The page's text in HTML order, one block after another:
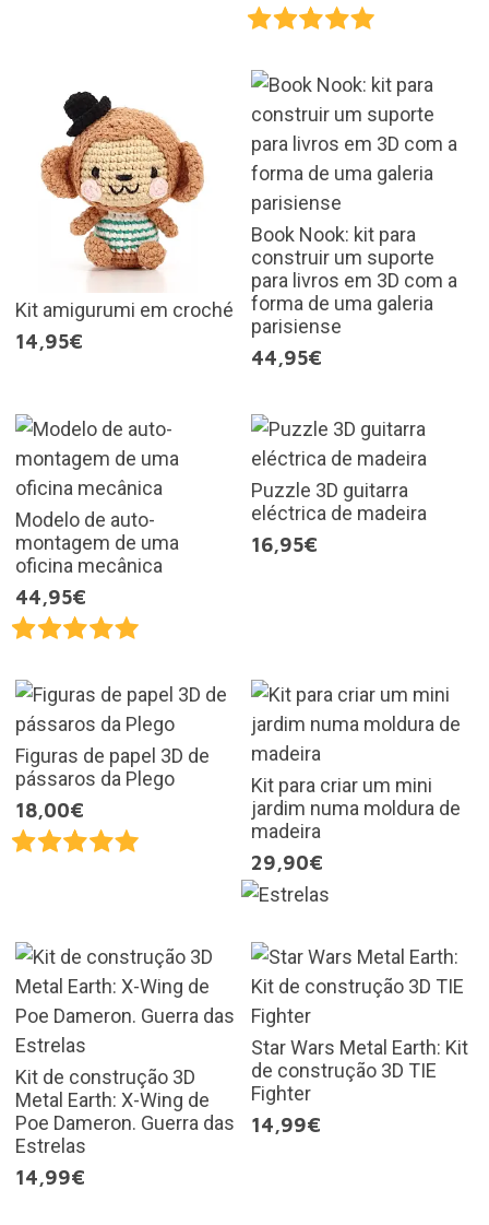
Kit amigurumi em croché
14,95€
Book Nook: kit para
construir um suporte
para livros em 3D com a
forma de uma galeria
parisiense
44,95€
Modelo de auto-
montagem de uma
oficina mecânica
44,95€
Puzzle 3D guitarra
eléctrica de madeira
16,95€
Figuras de papel 3D de
pássaros da Plego
18,00€
Kit para criar um mini
jardim numa moldura de
madeira
29,90€
Kit de construção 3D
Metal Earth: X-Wing de
Poe Dameron. Guerra das
Estrelas
14,99€
Star Wars Metal Earth: Kit
de construção 3D TIE
Fighter
14,99€